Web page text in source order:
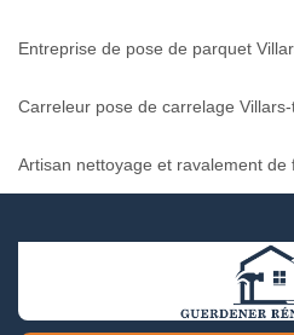
Entreprise de pose de parquet
Carreleur pose de carrelage
Artisan nettoyage et ravalement de